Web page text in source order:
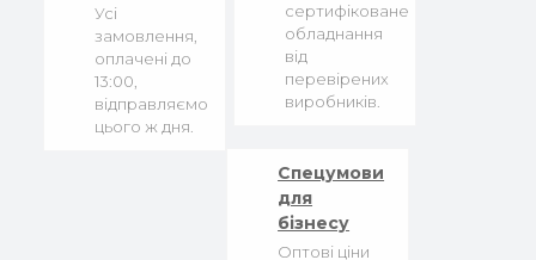
Усі
замовлення,
оплачені до
13:00,
відправляємо
цього ж дня.
сертифіковане
обладнання
від
перевірених
виробників.
Спецумови
для
бізнесу
Оптові ціни